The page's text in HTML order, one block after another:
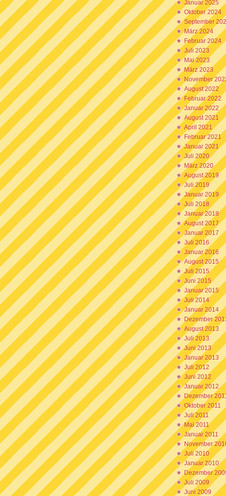
Januar 2025
Oktober 2024
September
März 2024
Februar 2024
Juli 2023
Mai 2023
März 2023
November
August 2022
Februar 2022
Januar 2022
August 2021
April 2021
Februar 2021
Januar 2021
Juli 2020
März 2020
August 2019
Juli 2019
Januar 2019
Juli 2018
Januar 2018
August 2017
Januar 2017
Juli 2016
Januar 2016
August 2015
Juli 2015
Juni 2015
Januar 2015
Juli 2014
Januar 2014
Dezember
August 2013
Juli 2013
Juni 2013
Januar 2013
Juli 2012
Juni 2012
Januar 2012
Dezember
Oktober 2011
Juli 2011
Mai 2011
Januar 2011
November
Juli 2010
Januar 2010
Dezember
Juli 2009
Juni 2009